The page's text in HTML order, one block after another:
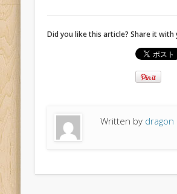
Did you like this article? Share it with
Written by dragon